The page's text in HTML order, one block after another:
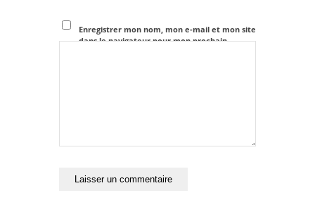
Enregistrer mon nom, mon e-mail et mon site
dans le navigateur pour mon prochain